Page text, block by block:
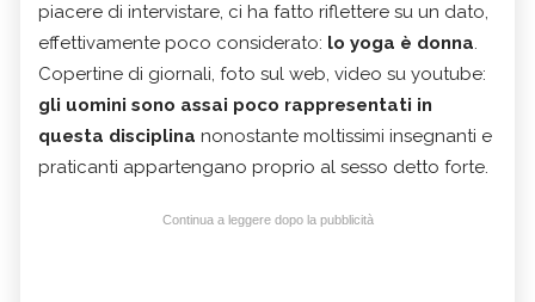
piacere di intervistare, ci ha fatto riflettere su un dato,
effettivamente poco considerato: lo yoga è donna.
Copertine di giornali, foto sul web, video su youtube:
gli uomini sono assai poco rappresentati in
questa disciplina nonostante moltissimi insegnanti e
praticanti appartengano proprio al sesso detto forte.
Continua a leggere dopo la pubblicità